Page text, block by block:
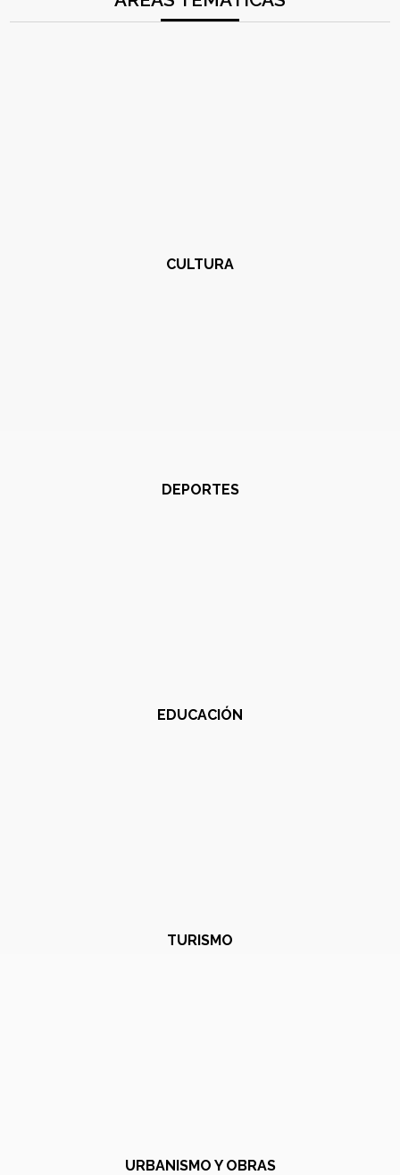
CULTURA
DEPORTES
EDUCACIÓN
TURISMO
URBANISMO Y OBRAS